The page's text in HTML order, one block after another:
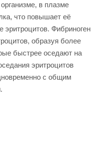
в плазме
что повышает её
эритроцитов. Фибриноген
образуя более
быстрее оседают на
эритроцитов
с общим